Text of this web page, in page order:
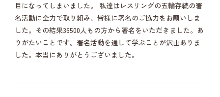
目になってしまいました。 私達はレスリングの五輪存続の署
名活動に全力で取り組み、皆様に署名のご協力をお願いしま
した。その結果36500人もの方から署名をいただきました。あ
りがたいことです。署名活動を通して学ぶことが沢山ありま
した。本当にありがとうございました。